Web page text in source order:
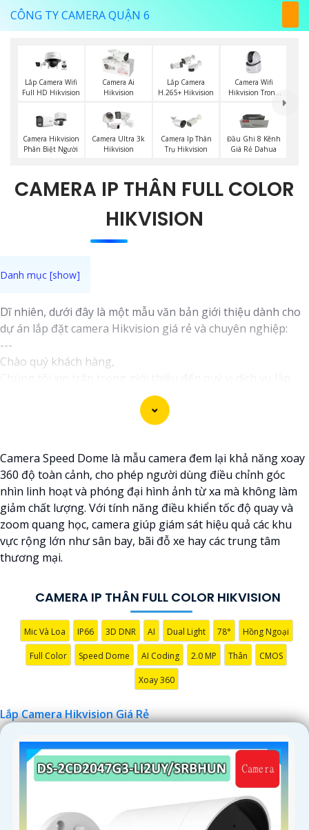
CÔNG TY CAMERA QUẬN 6
Lắp Camera Wifi
Full HD Hikvision
Camera Ai
Hikvision
Lắp Camera
H.265+ Hikvision
Camera Wifi
Hikvision Trong
Camera Hikvision
Phân Biệt Người
Camera Ultra 3k
Hikvision
Camera Ip Thân
Trụ Hikvision
Đầu Ghi 8 Kênh
Giá Rẻ Dahua
CAMERA IP THÂN FULL COLOR
HIKVISION
Dĩ nhiên, dưới đây là một mẫu văn bản giới thiệu dành cho
dự án lắp đặt camera Hikvision giá rẻ và chuyên nghiệp:
---
Chào quý khách hàng,
đặt camera Hikvision giá rẻ và chuyên nghiệp cho dự án của
Với kinh nghiệm lâu năm trong lĩnh vực lắp đặt camera an
đến cho quý vị những giải pháp an ninh hiệu quả, đáng tin
cậy và tiết kiệm chi phí.
Camera của Hikvision được biết đến là một trong những
thương hiệu hàng đầu thế giới về giải pháp an ninh video.
Với các tính năng và công nghệ tiên tiến, camera Hikvision
không chỉchắc chắnchất lượng hình ảnh sắc nét mà còn
đem đến sự tin cậy và an toàn cho dự án của quý vị.
rẻ và chuyên nghiệp cho dự án của mình, chúng tôi luôn
sẵn lòng hỗ trợ và tư vấn cho quý vị.
Camera Speed Dome là mẫu camera đem lại khả năng xoay
360 độ toàn cảnh, cho phép người dùng điều chỉnh góc
nhìn linh hoạt và phóng đại hình ảnh từ xa mà không làm
giảm chất lượng. Với tính năng điều khiển tốc độ quay và
zoom quang học, camera giúp giám sát hiệu quả các khu
vực rộng lớn như sân bay, bãi đỗ xe hay các trung tâm
thương mại.
CAMERA IP THÂN FULL COLOR HIKVISION
Mic Và Loa IP66 3D DNR AI Dual Light 78° Hồng Ngoại
Full Color Speed Dome AI Coding 2.0 MP Thân CMOS
Xoay 360
Lắp Camera Hikvision Giá Rẻ